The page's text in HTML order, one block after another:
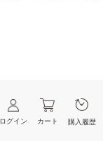
ログイン カート 購入履歴